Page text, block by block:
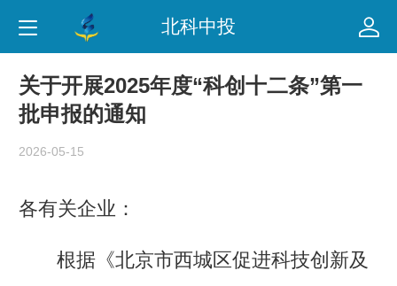
北科中投
关于开展2025年度“科创十二条”第一
批申报的通知
2026-05-15
各有关企业：
根据 《北京市西城区促进科技创新及